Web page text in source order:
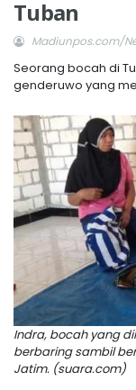
Tuban
Madiunpos.com/
Seorang bocah di
genderuwo yang
Indra, bocah yang
berbaring sambil
Jatim. (suara.com)